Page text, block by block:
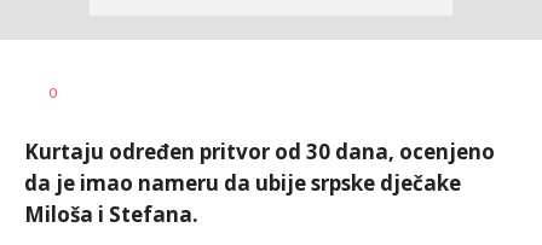
AUTOR
0
Kurtaju određen pritvor od 30 dana, ocenjeno
da je imao nameru da ubije srpske dječake
Miloša i Stefana.